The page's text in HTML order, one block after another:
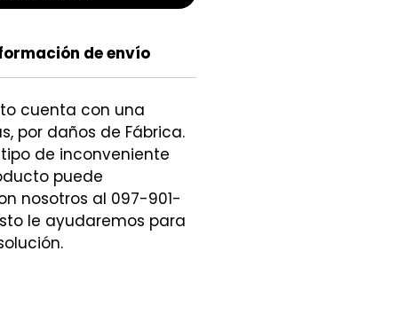
de envío
cuenta con una
por daños de Fábrica.
de inconveniente
puede
nosotros al 097-901-
le ayudaremos para